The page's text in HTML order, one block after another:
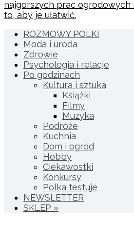
ROZMOWY POLKI
Moda i uroda
Zdrowie
Psychologia i relacje
Po godzinach
Kultura i sztuka
Książki
Filmy
Muzyka
Podróże
Kuchnia
Dom i ogród
Hobby
Ciekawostki
Konkursy
Polka testuje
NEWSLETTER
SKLEP »